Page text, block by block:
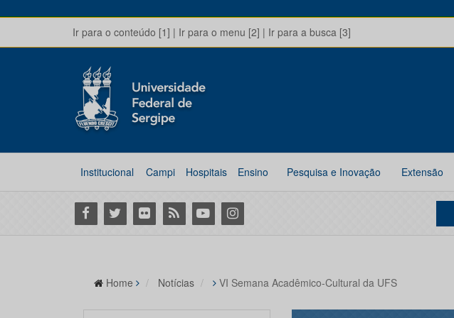
Ir para o conteúdo [1] | Ir para o menu [2] | Ir para a busca [3]
Institucional Campi Hospitais Ensino Pesquisa e Inovação Extensão
Facebook
Twitter Flickr RSS YoutubeInstagram
Home Notícias VI Semana Acadêmico-Cultural da UFS